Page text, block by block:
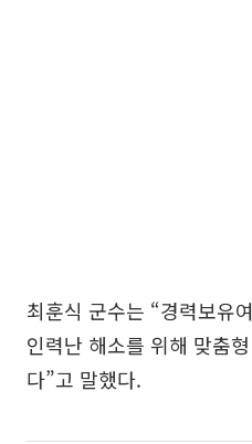
최훈식 군수는 “경력보유
인력난 해소를 위해 맞춤
다”고 말했다.